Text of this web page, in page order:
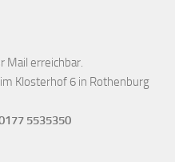
Mail erreichbar.
Klosterhof 6 in Rothenburg
5535350